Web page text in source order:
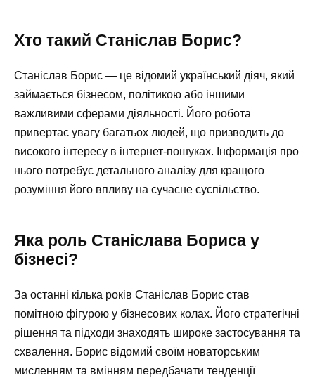
Хто такий Станіслав Борис?
Станіслав Борис — це відомий український діяч, який
займається бізнесом, політикою або іншими
важливими сферами діяльності. Його робота
привертає увагу багатьох людей, що призводить до
високого інтересу в інтернет-пошуках. Інформація про
нього потребує детального аналізу для кращого
розуміння його впливу на сучасне суспільство.
Яка роль Станіслава Бориса у
бізнесі?
За останні кілька років Станіслав Борис став
помітною фігурою у бізнесових колах. Його стратегічні
рішення та підходи знаходять широке застосування та
схвалення. Борис відомий своїм новаторським
мисленням та вмінням передбачати тенденції